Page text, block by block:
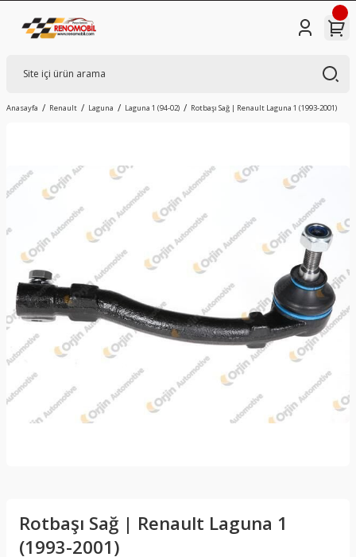
Anasayfa Renault Laguna Laguna 1 (94-02) Rotbaşı Sağ | Renault Laguna 1 (1993-2001)
Rotbaşı Sağ | Renault Laguna 1
(1993-2001)